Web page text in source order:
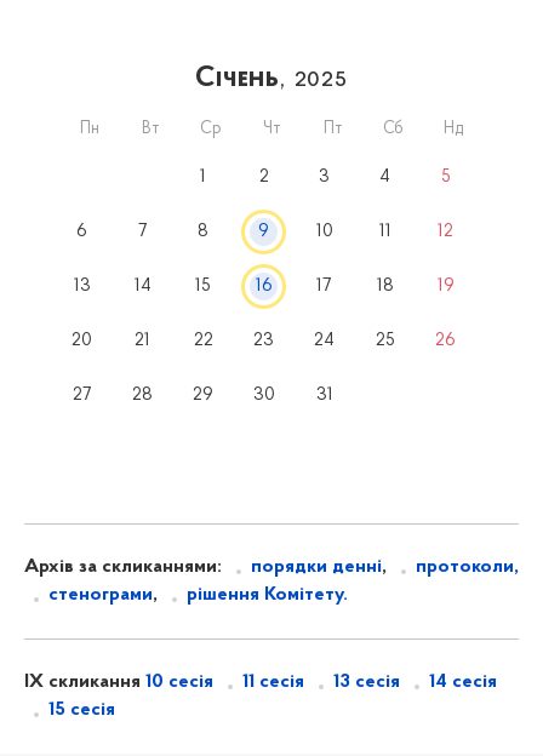
Січень, 2025
Пн Вт Ср Чт Пт Сб Нд
1 2 3 4 5
6 7 8 9 10 11 12
13 14 15 16 17 18 19
20 21 22 23 24 25 26
27 28 29 30 31
Архів за скликаннями: порядки денні,
протоколи,
стенограми, рішення Комітету.
IX скликання 10 сесія 11 сесія 13 сесія
14 сесія
15 сесія